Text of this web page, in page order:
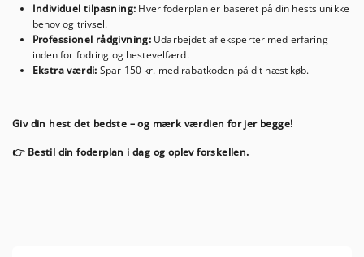
Individuel tilpasning: Hver foderplan er baseret på din hests unikke
behov og trivsel.
Professionel rådgivning: Udarbejdet af eksperter med erfaring
inden for fodring og hestevelfærd.
Ekstra værdi: Spar 150 kr. med rabatkoden på dit næst køb.
Giv din hest det bedste – og mærk værdien for jer begge!
👉 Bestil din foderplan i dag og oplev forskellen.